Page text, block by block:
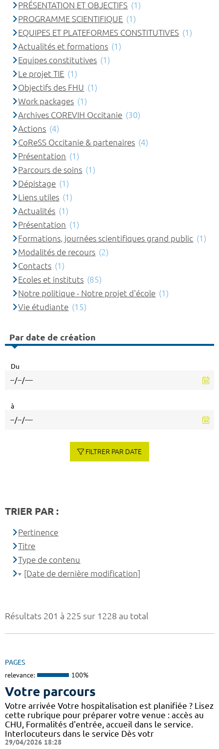
Résultats 201 à 225 sur 1228 au total
PAGES
relevance: 100%
Votre parcours
Votre arrivée Votre hospitalisation est planifiée ? Lisez
cette rubrique pour préparer votre venue : accès au
CHU, Formalités d'entrée, accueil dans le service.
Interlocuteurs dans le service Dès votr
29/04/2026 18:28
PRÉSENTATION ET OBJECTIFS (1)
PROGRAMME SCIENTIFIQUE (1)
EQUIPES ET PLATEFORMES CONSTITUTIVES (1)
Actualités et formations (1)
Equipes constitutives (1)
Le projet TIE (1)
Objectifs des FHU (1)
Work packages (1)
Archives COREVIH Occitanie (30)
Actions (4)
CoReSS Occitanie & partenaires (4)
Présentation (1)
Parcours de soins (1)
Dépistage (1)
Liens utiles (1)
Actualités (1)
Présentation (1)
Formations, journées scientifiques grand public (1)
Modalités de recours (2)
Contacts (1)
Ecoles et instituts (85)
Notre politique - Notre projet d'école (1)
Vie étudiante (15)
Par date de création
Du
à
FILTRER PAR DATE
TRIER PAR :
Pertinence
Titre
Type de contenu
[Date de dernière modification]